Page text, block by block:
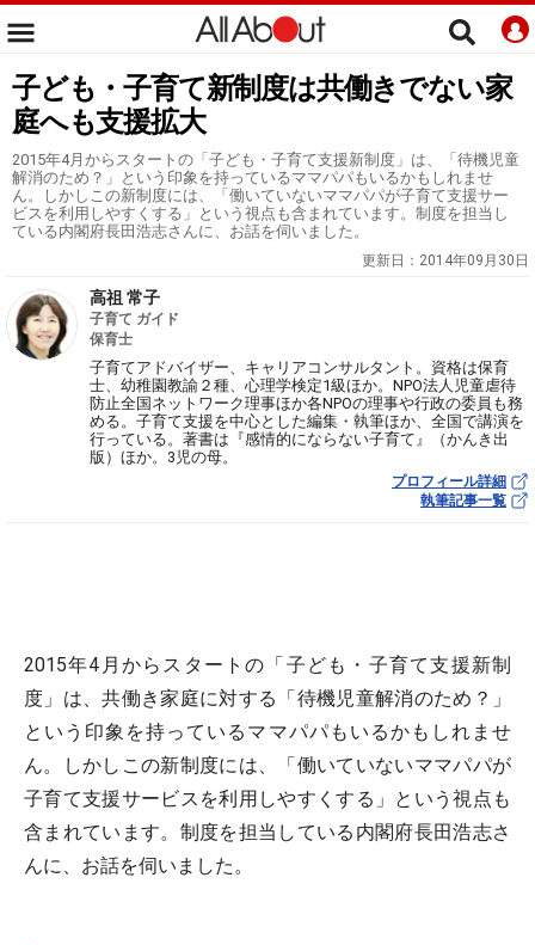
子ども・子育て新制度は共働きでない家
庭へも支援拡大
2015年4月からスタートの「子ども・子育て支援新制度」は、「待機児童
解消のため？」という印象を持っているママパパもいるかもしれませ
ん。しかしこの新制度には、「働いていないママパパが子育て支援サー
ビスを利用しやすくする」という視点も含まれています。制度を担当し
ている内閣府長田浩志さんに、お話を伺いました。
更新日： 2014年09月30日
高祖 常子
子育て ガイド
保育士
子育てアドバイザー、キャリアコンサルタント。資格は保育
士、幼稚園教諭２種、心理学検定1級ほか。NPO法人児童虐待
防止全国ネットワーク理事ほか各NPOの理事や行政の委員も務
める。子育て支援を中心とした編集・執筆ほか、全国で講演を
行っている。著書は『感情的にならない子育て』（かんき出
版）ほか。3児の母。
プロフィール詳細
執筆記事一覧
2015年4月からスタートの「子ども・子育て支援新制
度」は、共働き家庭に対する「待機児童解消のため？」
という印象を持っているママパパもいるかもしれませ
ん。しかしこの新制度には、「働いていないママパパが
子育て支援サービスを利用しやすくする」という視点も
含まれています。制度を担当している内閣府長田浩志さ
んに、お話を伺いました。